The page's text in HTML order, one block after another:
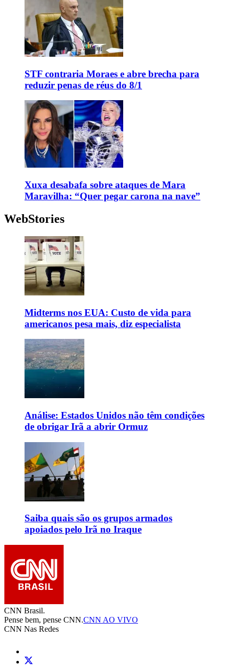
STF contraria Moraes e abre brecha para
reduzir penas de réus do 8/1
Xuxa desabafa sobre ataques de Mara
Maravilha: “Quer pegar carona na nave”
WebStories
Midterms nos EUA: Custo de vida para
americanos pesa mais, diz especialista
Análise: Estados Unidos não têm condições
de obrigar Irã a abrir Ormuz
Saiba quais são os grupos armados
apoiados pelo Irã no Iraque
CNN Brasil.
Pense bem, pense CNN.CNN AO VIVO
CNN Nas Redes